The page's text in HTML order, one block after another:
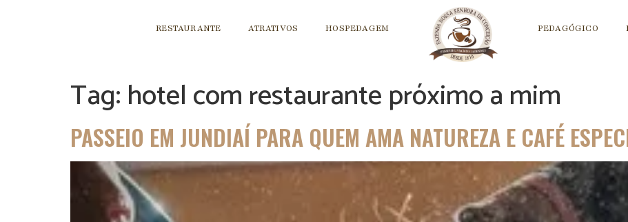
RESTAURANTE ATRATIVOS HOSPEDAGEM PEDAGÓGICO
Tag:hotel com restaurante próximo a mim
PASSEIO EM JUNDIAÍ PARA QUEM AMA NATUREZA E CAFÉ